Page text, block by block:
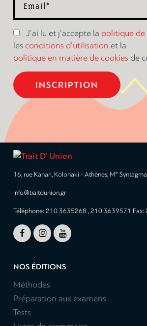
J'ai lu et j'accepte la politique
les conditions d'utilisation et la
politique en matière de cookies de
16, rue Kanari, Kolonaki - Athènes, M°
info@traitdunion.gr
Téléphone: 210 3635268 , 210 3639571
  
NOS ÉDITIONS
Méthodes
Préparation aux examens
Tests